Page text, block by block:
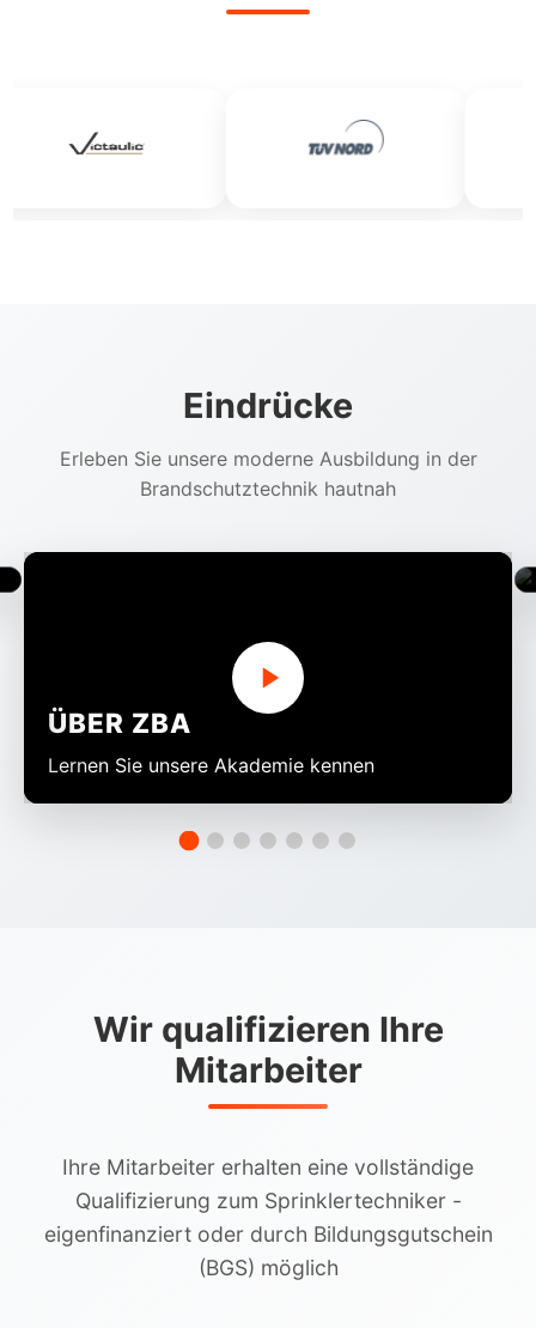
Eindrücke
Erleben Sie unsere moderne Ausbildung in der
Brandschutztechnik hautnah
ÜBER ZBA
Lernen Sie unsere Akademie kennen
Wir qualifizieren Ihre
Mitarbeiter
Ihre Mitarbeiter erhalten eine vollständige
Qualifizierung zum Sprinklertechniker -
eigenfinanziert oder durch Bildungsgutschein
(BGS) möglich